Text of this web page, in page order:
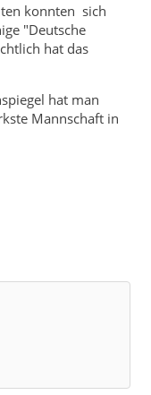
konnten sich
"Deutsche
hat das
hat man
Mannschaft in